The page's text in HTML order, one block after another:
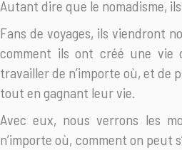
Autant dire que le nomadisme,
Fans de voyages, ils viendront
comment ils ont créé une vie
travailler de n’importe où, et de
tout en gagnant leur vie.
Avec eux, nous verrons les
n’importe où, comment on peut